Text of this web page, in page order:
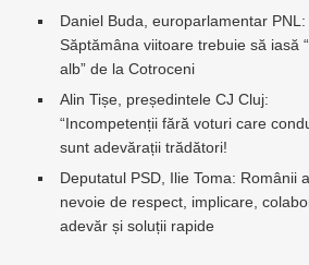
Daniel Buda, europarlamentar PNL:
Săptămâna viitoare trebuie să iasă
alb” de la Cotroceni
Alin Tișe, președintele CJ Cluj:
“Incompetenții fără voturi care
sunt adevărații trădători!
Deputatul PSD, Ilie Toma: Românii
nevoie de respect, implicare,
adevăr și soluții rapide